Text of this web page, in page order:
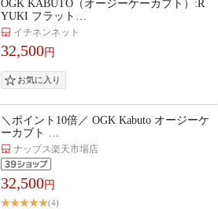
OGK KABUTO（オージーケーカブト）:R
YUKI フラット…
イチネンネット
32,500円
＼ポイント10倍／ OGK Kabuto オージーケ
ーカブト …
ナップス楽天市場店
32,500円
(4)